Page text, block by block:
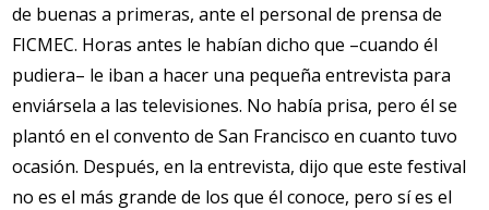
de buenas a primeras, ante el personal de prensa de
FICMEC. Horas antes le habían dicho que –cuando él
pudiera– le iban a hacer una pequeña entrevista para
enviársela a las televisiones. No había prisa, pero él se
plantó en el convento de San Francisco en cuanto tuvo
ocasión. Después, en la entrevista, dijo que este festival
no es el más grande de los que él conoce, pero sí es el